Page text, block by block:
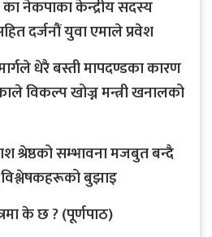
का नेकपाका केन्द्रीय सदस्य
दर्जनौं युवा एमाले प्रवेश
धेरै बस्ती मापदण्डका कारण
विकल्प खोज्न मन्त्री खनालको
श्रेष्ठको सम्भावना मजबुत बन्दै
बुझाइ
के छ ? (पूर्णपाठ)